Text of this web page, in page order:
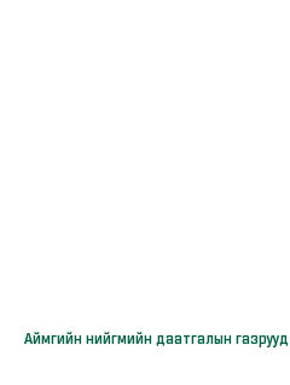
Аймгийн нийгмийн даатгалын газрууд